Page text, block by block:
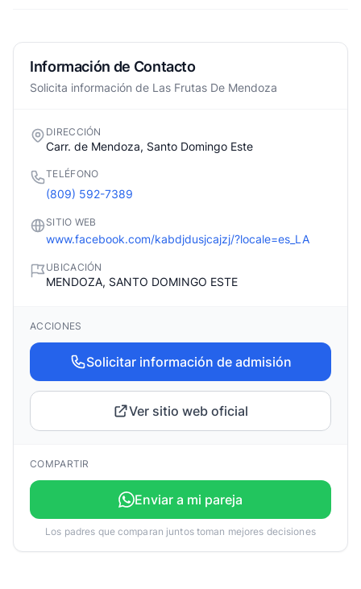
Información de Contacto
Solicita información de Las Frutas De Mendoza
DIRECCIÓN
Carr. de Mendoza, Santo Domingo Este
TELÉFONO
(809) 592-7389
SITIO WEB
www.facebook.com/kabdjdusjcajzj/?locale=es_LA
UBICACIÓN
MENDOZA, SANTO DOMINGO ESTE
ACCIONES
Solicitar información de admisión
Ver sitio web oficial
COMPARTIR
Enviar a mi pareja
Los padres que comparan juntos toman mejores decisiones